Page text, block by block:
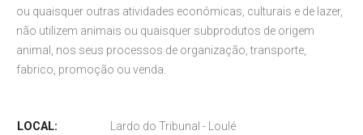
ou quaisquer outras atividades económicas, culturais e de lazer,
não utilizem animais ou quaisquer subprodutos de origem
animal, nos seus processos de organização, transporte,
fabrico, promoção ou venda.
LOCAL: Lardo do Tribunal - Loulé